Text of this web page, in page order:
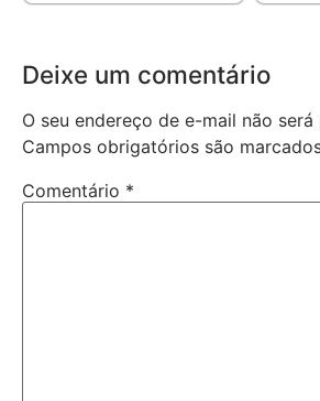
Deixe um comentário
O seu endereço de e-mail não
Campos obrigatórios são
Comentário *